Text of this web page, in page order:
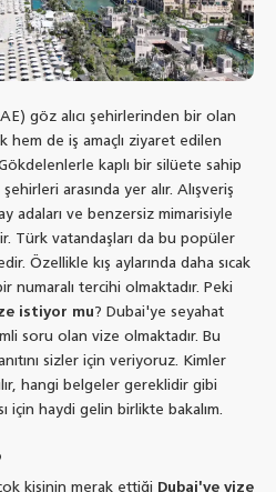
göz alıcı şehirlerinden bir olan
hem de iş amaçlı ziyaret edilen
kaplı bir silüete sahip
arasında yer alır. Alışveriş
adaları ve benzersiz mimarisiyle
Türk vatandaşları da bu popüler
Özellikle kış aylarında daha sıcak
numaralı tercihi olmaktadır. Peki
istiyor mu? Dubai'ye seyahat
soru olan vize olmaktadır. Bu
sizler için veriyoruz. Kimler
hangi belgeler gereklidir gibi
için haydi gelin birlikte bakalım.
kişinin merak ettiği Dubai'ye vize